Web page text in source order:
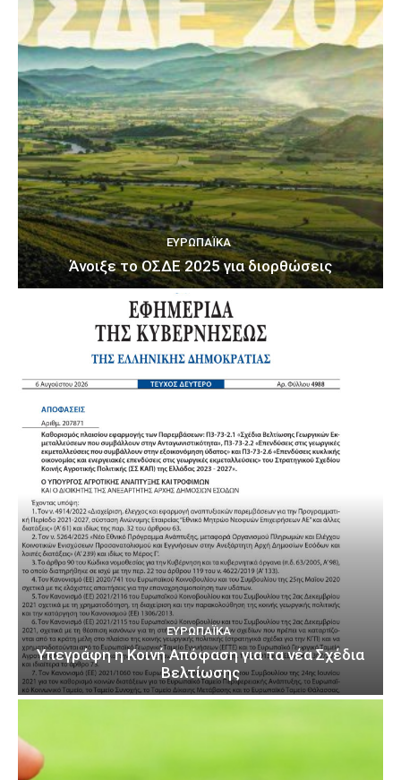
ΕΥΡΩΠΑΪΚΆ
Άνοιξε το ΟΣΔΕ 2025 για διορθώσεις
ΕΥΡΩΠΑΪΚΆ
Υπεγράφη η Κοινή Απόφαση για τα νέα Σχέδια
Βελτίωσης